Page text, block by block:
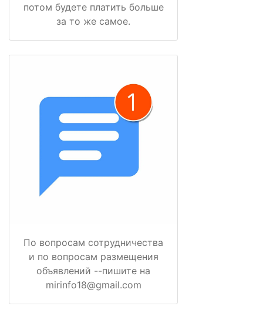
потом будете платить больше
за то же самое.
По вопросам сотрудничества
и по вопросам размещения
объявлений --пишите на
mirinfo18@gmail.com